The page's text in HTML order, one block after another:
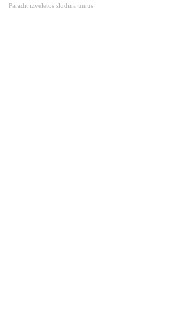
Parādīt izvēlētos sludinājumus